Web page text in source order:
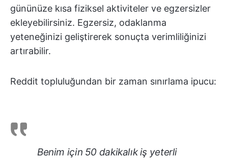
gününüze kısa fiziksel aktiviteler ve egzersizler
ekleyebilirsiniz. Egzersiz, odaklanma
yeteneğinizi geliştirerek sonuçta verimliliğinizi
artırabilir.
Reddit topluluğundan bir zaman sınırlama ipucu:
Benim için 50 dakikalık iş yeterli